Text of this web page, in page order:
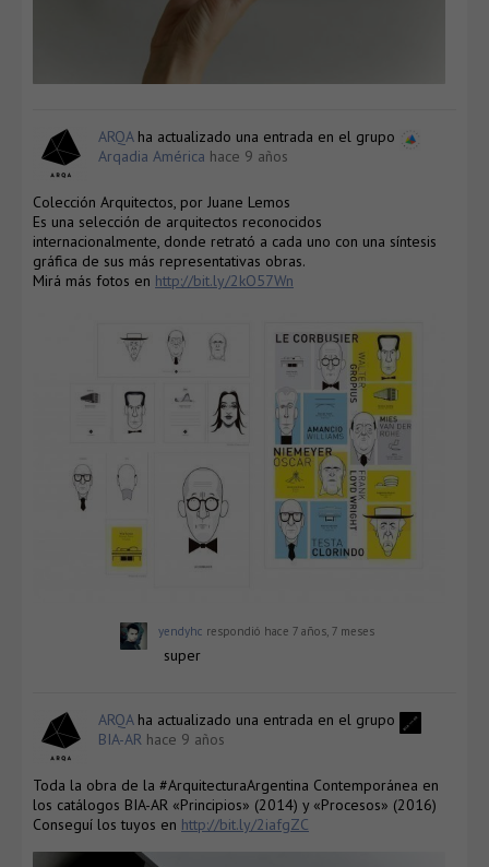
ARQAha actualizado una entrada en el grupo
Arqadia América hace 9 años
Colección Arquitectos, por Juane Lemos
Es una selección de arquitectos reconocidos
internacionalmente, donde retrató a cada uno con una síntesis
gráfica de sus más representativas obras.
Mirá más fotos en http://bit.ly/2kO57Wn
yendyhc respondió hace 7 años, 7 meses
super
ARQAha actualizado una entrada en el grupo
BIA-AR hace 9 años
Toda la obra de la #ArquitecturaArgentina Contemporánea en
los catálogos BIA-AR «Principios» (2014) y «Procesos» (2016)
Conseguí los tuyos en http://bit.ly/2iafgZC